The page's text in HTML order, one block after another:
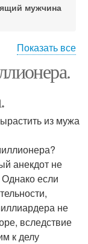
мужчина
Показать все
из мужа
анекдот не
если
не
вследствие
к делу